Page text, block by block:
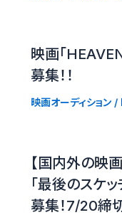
映画「
募集！！
映画オーディション/
【国内外の映
「最後のスケ
募集！7/20締切